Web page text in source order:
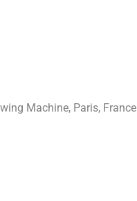
Machine, Paris, France